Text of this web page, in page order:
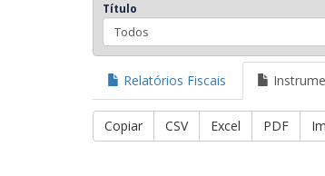
Título
Relatórios Fiscais
Copiar CSV Excel PDF